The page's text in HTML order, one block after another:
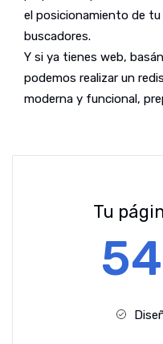
el posicionamiento de
buscadores.
Y si ya tienes web,
podemos realizar un
moderna y funcional,
Tu